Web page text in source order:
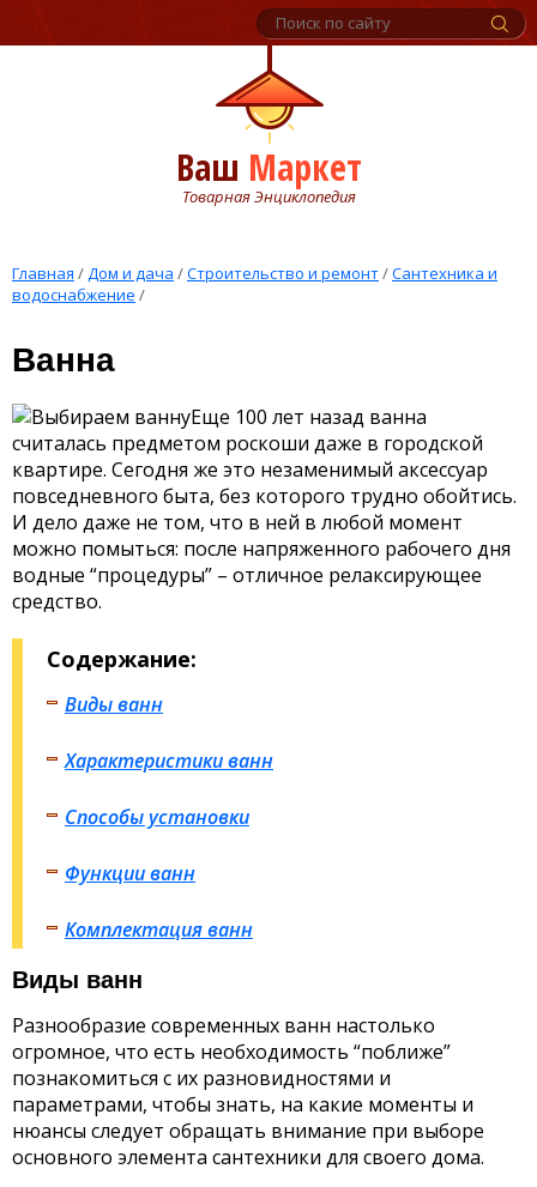
Ваш Маркет
Товарная Энциклопедия
Главная /Дом и дача /Строительство и ремонт/Сантехника и
водоснабжение /
Ванна
Еще 100 лет назад ванна
считалась предметом роскоши даже в городской
квартире. Сегодня же это незаменимый аксессуар
повседневного быта, без которого трудно обойтись.
И дело даже не том, что в ней в любой момент
можно помыться: после напряженного рабочего дня
водные “процедуры” – отличное релаксирующее
средство.
Содержание:
Виды ванн
Характеристики ванн
Способы установки
Функции ванн
Комплектация ванн
Виды ванн
Разнообразие современных ванн настолько
огромное, что есть необходимость “поближе”
познакомиться с их разновидностями и
параметрами, чтобы знать, на какие моменты и
нюансы следует обращать внимание при выборе
основного элемента сантехники для своего дома.